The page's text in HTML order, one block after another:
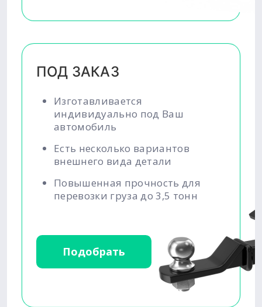
ПОД ЗАКАЗ
Изготавливается
индивидуально под Ваш
автомобиль
Есть несколько вариантов
внешнего вида детали
Повышенная прочность для
перевозки груза до 3,5 тонн
Подобрать